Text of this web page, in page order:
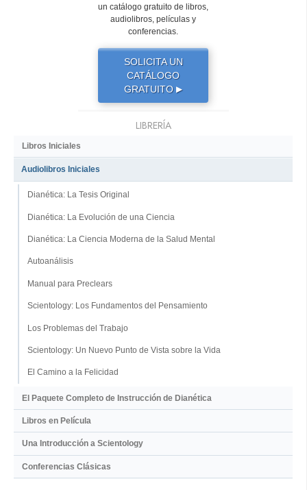
un catálogo gratuito de libros,
audiolibros, películas y
conferencias.
SOLICITA UN
CATÁLOGO
GRATUITO ▶
LIBRERÍA
Libros Iniciales
Audiolibros Iniciales
Dianética: La Tesis Original
Dianética: La Evolución de una Ciencia
Dianética: La Ciencia Moderna de la Salud Mental
Autoanálisis
Manual para Preclears
Scientology: Los Fundamentos del Pensamiento
Los Problemas del Trabajo
Scientology: Un Nuevo Punto de Vista sobre la Vida
El Camino a la Felicidad
El Paquete Completo de Instrucción de Dianética
Libros en Película
Una Introducción a Scientology
Conferencias Clásicas